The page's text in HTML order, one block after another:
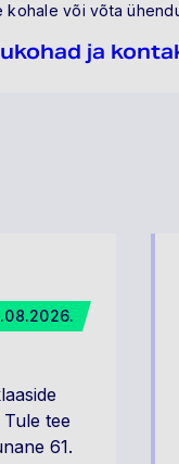
kohale või võta
ja
tee
61.